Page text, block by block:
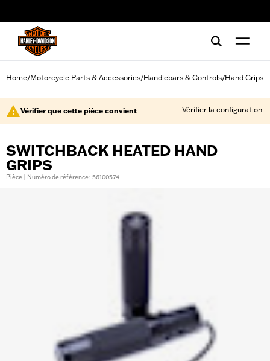
Home/Motorcycle Parts & Accessories/Handlebars & Controls/Hand Grips
Vérifier que cette pièce convient Vérifier la configuration
SWITCHBACK HEATED HAND
GRIPS
Pièce | Numéro de référence : 56100574